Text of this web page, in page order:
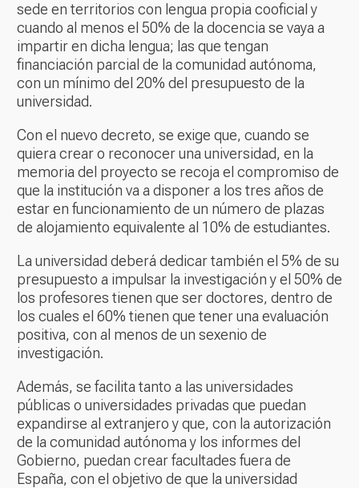
sede en territorios con lengua propia cooficial y
cuando al menos el 50% de la docencia se vaya a
impartir en dicha lengua; las que tengan
financiación parcial de la comunidad autónoma,
con un mínimo del 20% del presupuesto de la
universidad.
Con el nuevo decreto, se exige que, cuando se
quiera crear o reconocer una universidad, en la
memoria del proyecto se recoja el compromiso de
que la institución va a disponer a los tres años de
estar en funcionamiento de un número de plazas
de alojamiento equivalente al 10% de estudiantes.
La universidad deberá dedicar también el 5% de su
presupuesto a impulsar la investigación y el 50% de
los profesores tienen que ser doctores, dentro de
los cuales el 60% tienen que tener una evaluación
positiva, con al menos de un sexenio de
investigación.
Además, se facilita tanto a las universidades
públicas o universidades privadas que puedan
expandirse al extranjero y que, con la autorización
de la comunidad autónoma y los informes del
Gobierno, puedan crear facultades fuera de
España, con el objetivo de que la universidad